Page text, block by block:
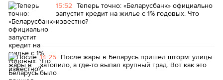
15:52 Теперь точно: «Беларусбанк» официально
запустит кредит на жилье с 1% годовых. Что
известно?
14:25 После жары в Беларусь пришел шторм: улицы
затопило, а где-то выпал крупный град. Вот как это
было